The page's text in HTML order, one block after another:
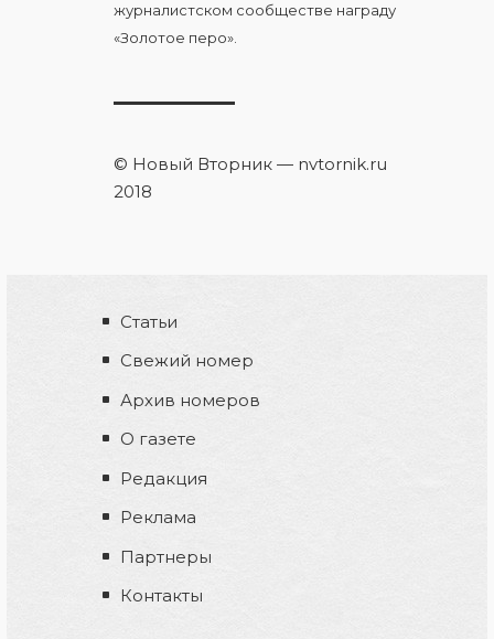
журналистском сообществе награду
«Золотое перо».
© Новый Вторник — nvtornik.ru
2018
Статьи
Свежий номер
Архив номеров
О газете
Редакция
Реклама
Партнеры
Контакты